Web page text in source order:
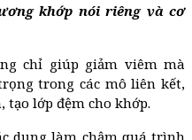
khớp nói riêng và cơ
chỉ giúp giảm viêm mà
trong các mô liên kết,
lớp đệm cho khớp.
dụng làm chậm quá trình